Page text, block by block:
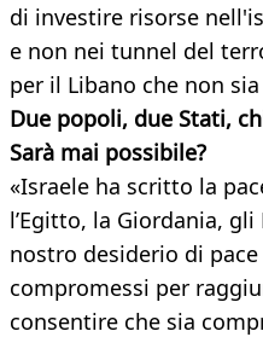
di investire risorse
e non nei tunnel del
per il Libano che non
Due popoli, due Stati,
Sarà mai possibile?
«Israele ha scritto la
l’Egitto, la Giordania,
nostro desiderio di
compromessi per
consentire che sia